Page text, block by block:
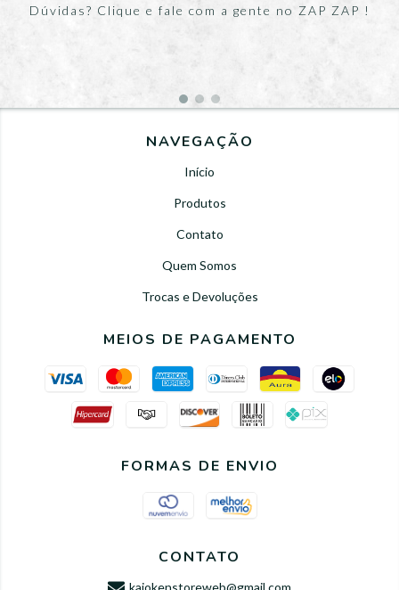
Dúvidas? Clique e fale com a gente no ZAP ZAP !
NAVEGAÇÃO
Início
Produtos
Contato
Quem Somos
Trocas e Devoluções
MEIOS DE PAGAMENTO
FORMAS DE ENVIO
CONTATO